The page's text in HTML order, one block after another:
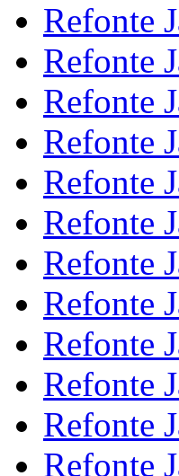
Refonte
Refonte
Refonte
Refonte
Refonte
Refonte
Refonte
Refonte
Refonte
Refonte
Refonte
Refonte